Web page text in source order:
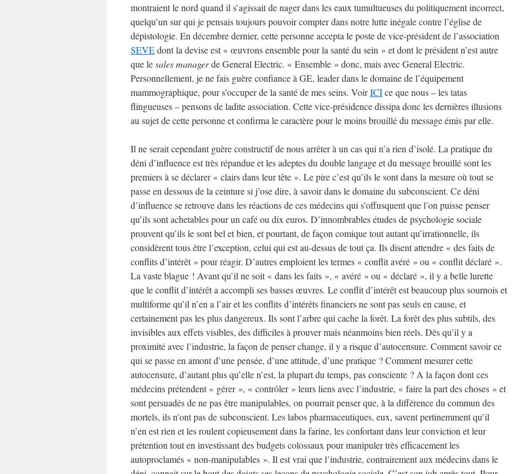
montraient le nord quand il s’agissait de nager dans les eaux tumultueuses du politiquement incorrect,
quelqu’un sur qui je pensais toujours pouvoir compter dans notre lutte inégale contre l’église de
dépistologie. En décembre dernier, cette personne accepta le poste de vice-président de l’association
SEVEdont la devise est « œuvrons ensemble pour la santé du sein » et dont le président n’est autre
que lesalesmanagerde General Electric. « Ensemble » donc, mais avec General Electric.
Personnellement, je ne fais guère confiance à GE, leader dans le domaine de l’équipement
mammographique, pour s’occuper de la santé de mes seins. VoirICIce que nous – les tatas
flingueuses – pensons de ladite association. Cette vice-présidence dissipa donc les dernières illusions
au sujet de cette personne et confirma le caractère pour le moins brouillé du message émis par elle.
Il ne serait cependant guère constructif de nous arrêter à un cas qui n’a rien d’isolé. La pratique du
déni d’influence est très répandue et les adeptes du double langage et du message brouillé sont les
premiers à se déclarer « clairs dans leur tête ». Le pire c’est qu’ils le sont dans la mesure où tout se
passe en dessous de la ceinture si j’ose dire, à savoir dans le domaine du subconscient. Ce déni
d’influence se retrouve dans les réactions de ces médecins qui s’offusquent que l’on puisse penser
qu’ils sont achetables pour un café ou dix euros. D’innombrables études de psychologie sociale
prouvent qu’ils le sont bel et bien, et pourtant, de façon comique tout autant qu’irrationnelle, ils
considèrent tous être l’exception, celui qui est au-dessus de tout ça. Ils disent attendre « des faits de
conflits d’intérêt » pour réagir. D’autres emploient les termes « conflit avéré » ou « conflit déclaré ».
La vaste blague ! Avant qu’il ne soit « dans les faits », « avéré » ou « déclaré », il y a belle lurette
que le conflit d’intérêt a accompli ses basses œuvres. Le conflit d’intérêt est beaucoup plus sournois et
multiforme qu’il n’en a l’air et les conflits d’intérêts financiers ne sont pas seuls en cause, et
certainement pas les plus dangereux. Ils sont l’arbre qui cache la forêt. La forêt des plus subtils, des
invisibles aux effets visibles, des difficiles à prouver mais néanmoins bien réels. Dès qu’il y a
proximité avec l’industrie, la façon de penser change, il y a risque d’autocensure. Comment savoir ce
qui se passe en amont d’une pensée, d’une attitude, d’une pratique ? Comment mesurer cette
autocensure, d’autant plus qu’elle n’est, la plupart du temps, pas consciente ? A la façon dont ces
médecins prétendent « gérer », « contrôler » leurs liens avec l’industrie, « faire la part des choses » et
sont persuadés de ne pas être manipulables, on pourrait penser que, à la différence du commun des
mortels, ils n’ont pas de subconscient. Les labos pharmaceutiques, eux, savent pertinemment qu’il
n’en est rien et les roulent copieusement dans la farine, les confortant dans leur conviction et leur
prétention tout en investissant des budgets colossaux pour manipuler très efficacement les
autoproclamés « non-manipulables ». Il est vrai que l’industrie, contrairement aux médecins dans le